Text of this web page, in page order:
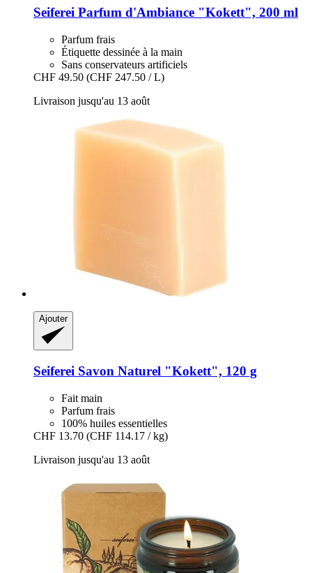
Seiferei Parfum d'Ambiance "Kokett", 200 ml
Parfum frais
Étiquette dessinée à la main
Sans conservateurs artificiels
CHF 49.50 (CHF 247.50 / L)
Livraison jusqu'au 13 août
Ajouter
Seiferei Savon Naturel "Kokett", 120 g
Fait main
Parfum frais
100% huiles essentielles
CHF 13.70 (CHF 114.17 / kg)
Livraison jusqu'au 13 août